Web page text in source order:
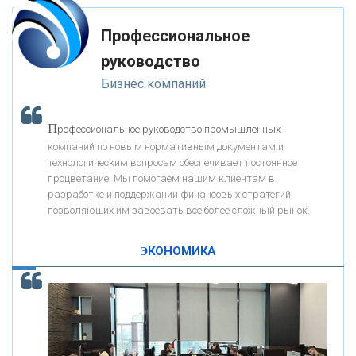
«РОСЕВРОБАНК»
«ПРЕСС-СЛУЖБА ВТБ24»
«АВТОГРАДБАНК»
«ПРОМРЕГИОНБАНК»
ОНАС
Как Система быстрых платежей за пять лет
изменила финансовый рынок - «Интервью»
мимо ушей. Он никогда не бывает полезен никому, кроме того, кто его
-- Люблю давать советы и очень не люблю, когда их дают мне.
Профессиональное
руководство
Бизнес компаний
Профессиональное руководство промышленных
компаний по новым нормативным документам и
технологическим вопросам обеспечивает постоянное
процветание. Мы помогаем нашим клиентам в
разработке и поддержании финансовых стратегий,
позволяющих им завоевать все более сложный рынок.
ЭКОНОМИКА